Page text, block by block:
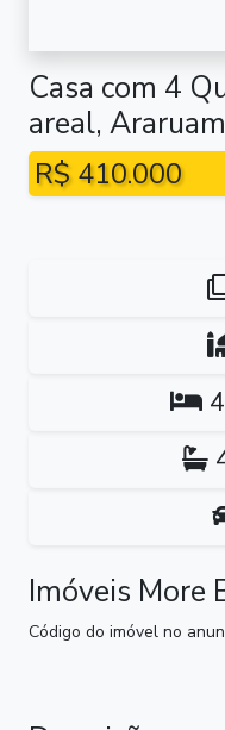
Casa com 4
areal,
R$ 410.000
4
Imóveis More
Código do imóvel no